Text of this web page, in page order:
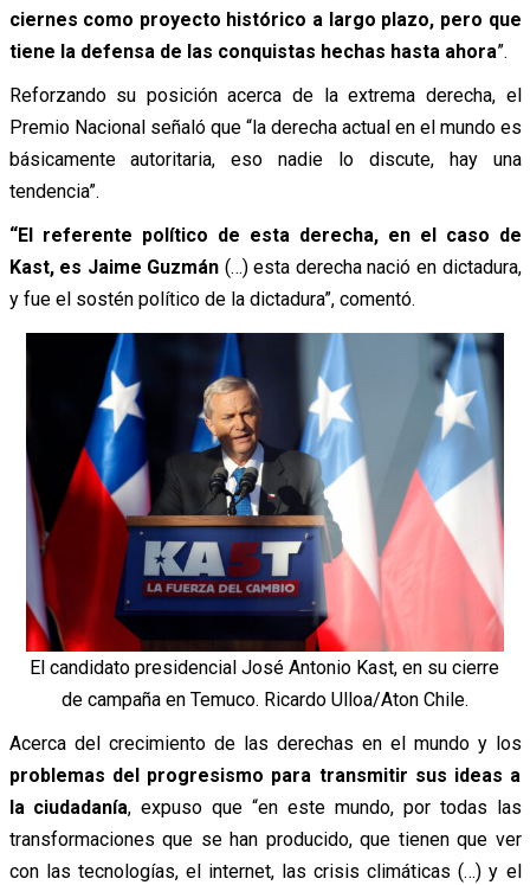
ciernes como proyecto histórico a largo plazo, pero que
tiene la defensa de las conquistas hechas hasta ahora”.
Reforzando su posición acerca de la extrema derecha, el
Premio Nacional señaló que “la derecha actual en el mundo es
básicamente autoritaria, eso nadie lo discute, hay una
tendencia”.
“El referente político de esta derecha, en el caso de
Kast, es Jaime Guzmán (…) esta derecha nació en dictadura,
y fue el sostén político de la dictadura”, comentó.
El candidato presidencial José Antonio Kast, en su cierre
de campaña en Temuco. Ricardo Ulloa/Aton Chile.
Acerca del crecimiento de las derechas en el mundo y los
problemas del progresismo para transmitir sus ideas a
la ciudadanía, expuso que “en este mundo, por todas las
transformaciones que se han producido, que tienen que ver
con las tecnologías, el internet, las crisis climáticas (…) y el